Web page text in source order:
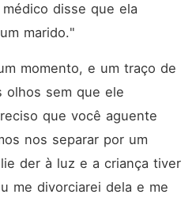
disse que ela
marido."
momento, e um traço de
olhos sem que ele
que você aguente
nos separar por um
der à luz e a criança tiver
me divorciarei dela e me